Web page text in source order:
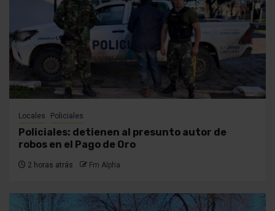
Locales Policiales
Policiales: detienen al presunto autor de
robos en el Pago de Oro
2 horas atrás Fm Alpha